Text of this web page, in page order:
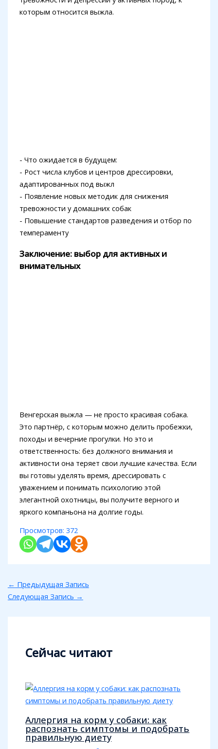
которым относится выжла.
- Что ожидается в будущем:
- Рост числа клубов и центров дрессировки,
адаптированных под выжл
- Появление новых методик для снижения
тревожности у домашних собак
- Повышение стандартов разведения и отбор по
темпераменту
Заключение: выбор для активных и
внимательных
Венгерская выжла — не просто красивая собака.
Это партнёр, с которым можно делить пробежки,
походы и вечерние прогулки. Но это и
ответственность: без должного внимания и
активности она теряет свои лучшие качества. Если
вы готовы уделять время, дрессировать с
уважением и понимать психологию этой
элегантной охотницы, вы получите верного и
яркого компаньона на долгие годы.
Просмотров: 372
← Предыдущая Запись
Следующая Запись →
Сейчас читают
Аллергия на корм у собаки: как
распознать симптомы и подобрать
правильную диету